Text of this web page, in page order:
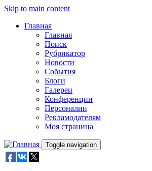
Skip to main content
Главная
Главная
Поиск
Рубрикатор
Новости
События
Блоги
Галереи
Конференции
Персоналии
Рекламодателям
Моя страница
Toggle navigation